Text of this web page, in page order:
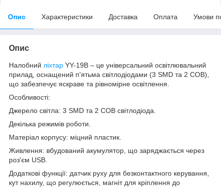
Опис Характеристики Доставка Оплата Умови
Опис
Налобний ліхтар YY-19B – це універсальний освітлювальний
прилад, оснащений п'ятьма світлодіодами (3 SMD та 2 COB),
що забезпечує яскраве та рівномірне освітлення.
Особливостi:
Джерело світла: 3 SMD та 2 COB світлодіода.
Декілька режимів роботи.
Матеріал корпусу: міцний пластик.
Живлення: вбудований акумулятор, що заряджається через
роз'єм USB.
Додаткові функції: датчик руху для безконтактного керування,
кут нахилу, що регулюється, магніт для кріплення до